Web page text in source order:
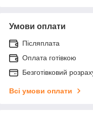
Умови оплати
Післяплата
Оплата готівкою
Безготівковий
Всі умови оплати